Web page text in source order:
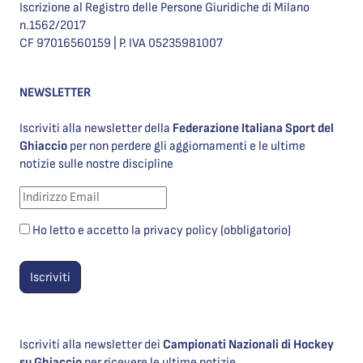
Iscrizione al Registro delle Persone Giuridiche di Milano
n.1562/2017
CF 97016560159 | P. IVA 05235981007
NEWSLETTER
Iscriviti alla newsletter della Federazione Italiana Sport del
Ghiaccio per non perdere gli aggiornamenti e le ultime
notizie sulle nostre discipline
Ho letto e accetto la privacy policy (obbligatorio)
Iscriviti alla newsletter dei Campionati Nazionali di Hockey